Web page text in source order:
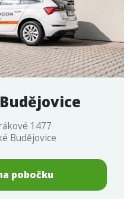
1477
Budějovice
pobočku